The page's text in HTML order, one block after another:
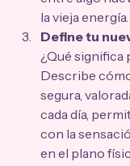
la vieja energía.
Define tu
¿Qué significa
Describe
segura,
cada día,
con la
en el plano